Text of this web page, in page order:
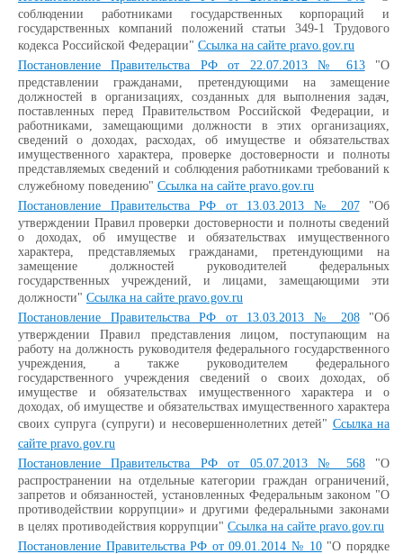
соблюдении работниками государственных корпораций и
государственных компаний положений статьи 349-1 Трудового
кодекса Российской Федерации" Ссылка на сайте pravo.gov.ru
Постановление Правительства РФ от 22.07.2013 № 613"О
представлении гражданами, претендующими на замещение
должностей в организациях, созданных для выполнения задач,
поставленных перед Правительством Российской Федерации, и
работниками, замещающими должности в этих организациях,
сведений о доходах, расходах, об имуществе и обязательствах
имущественного характера, проверке достоверности и полноты
представляемых сведений и соблюдения работниками требований к
служебному поведению" Ссылка на сайте pravo.gov.ru
Постановление Правительства РФ от 13.03.2013 № 207"Об
утверждении Правил проверки достоверности и полноты сведений
о доходах, об имуществе и обязательствах имущественного
характера, представляемых гражданами, претендующими на
замещение должностей руководителей федеральных
государственных учреждений, и лицами, замещающими эти
должности" Ссылка на сайте pravo.gov.ru
Постановление Правительства РФ от 13.03.2013 № 208"Об
утверждении Правил представления лицом, поступающим на
работу на должность руководителя федерального государственного
учреждения, а также руководителем федерального
государственного учреждения сведений о своих доходах, об
имуществе и обязательствах имущественного характера и о
доходах, об имуществе и обязательствах имущественного характера
своих супруга (супруги) и несовершеннолетних детей" Ссылка на
сайте pravo.gov.ru
Постановление Правительства РФ от 05.07.2013 № 568"О
распространении на отдельные категории граждан ограничений,
запретов и обязанностей, установленных Федеральным законом "О
противодействии коррупции» и другими федеральными законами
в целях противодействия коррупции" Ссылка на сайте pravo.gov.ru
Постановление Правительства РФ от 09.01.2014 № 10"О порядке